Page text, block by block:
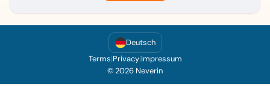
Deutsch
Terms|Privacy|Impressum
© 2026 Neverin